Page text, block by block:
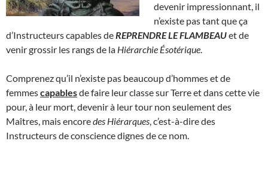
devenir impressionnant, il
n’existe pas tant que ça
d’Instructeurs capables de REPRENDRE LE FLAMBEAUet de
venir grossir les rangs de la Hiérarchie Ésotérique
Comprenez qu’il n’existe pas beaucoup d’hommes et de
femmescapablesde faire leur classe sur Terre et dans cette vie
pour, à leur mort, devenir à leur tour non seulement des
Maîtres, mais encoredes Hiérarques , c’est-à-dire des
Instructeurs de conscience dignes de ce nom.